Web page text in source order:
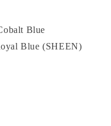
Blue
Blue (SHEEN)